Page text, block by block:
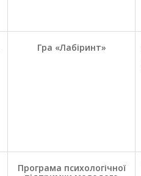
Гра «Лабіринт»
Програма психологічної